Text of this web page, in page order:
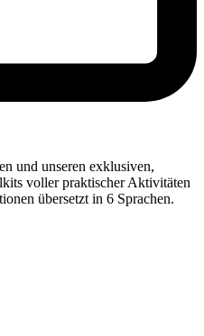
und unseren exklusiven,
voller praktischer Aktivitäten
übersetzt in 6 Sprachen.